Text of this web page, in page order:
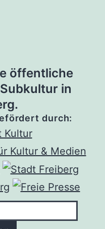
öffentliche
in
durch: